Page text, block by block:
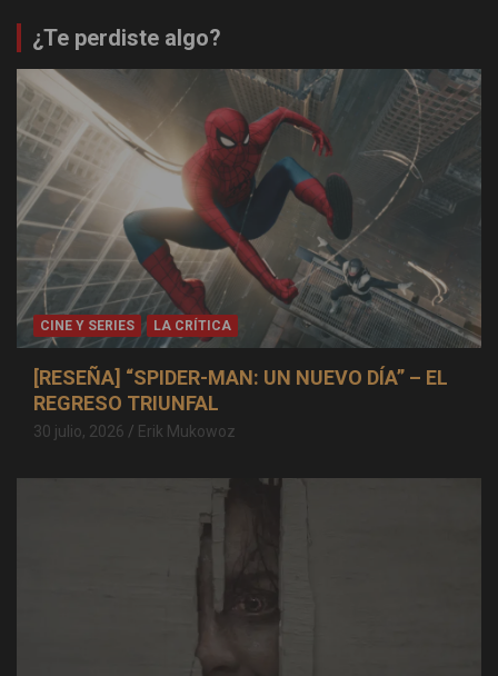
¿Te perdiste algo?
CINE Y SERIES LA CRÍTICA
[RESEÑA] “SPIDER-MAN: UN NUEVO DÍA” – EL
REGRESO TRIUNFAL
30 julio, 2026 Erik Mukowoz